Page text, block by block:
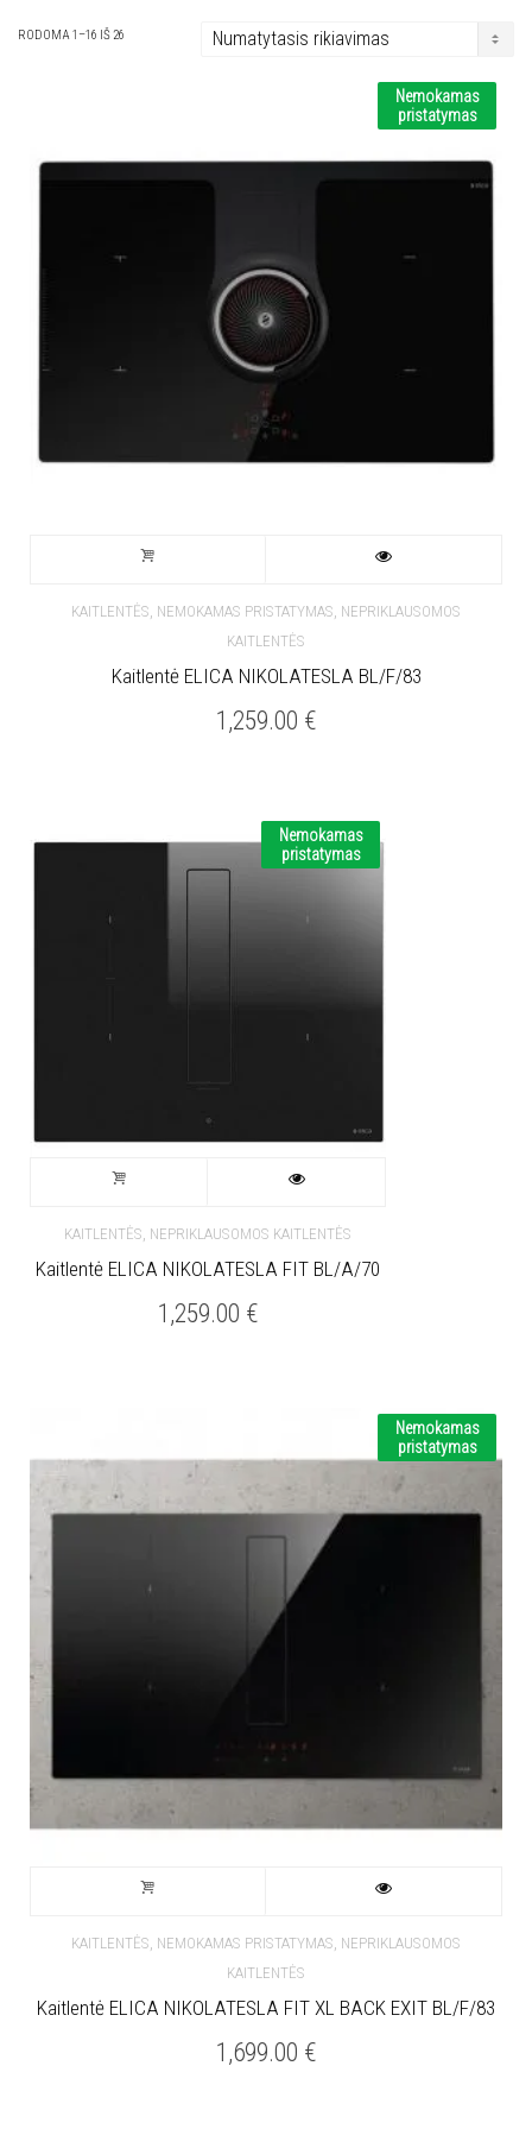
RODOMA 1–16 IŠ 26
Nemokamas
pristatymas
KAITLENTĖS, NEMOKAMAS PRISTATYMAS, NEPRIKLAUSOMOS
KAITLENTĖS
Kaitlentė ELICA NIKOLATESLA BL/F/83
1,259.00 €
Nemokamas
pristatymas
KAITLENTĖS, NEPRIKLAUSOMOS KAITLENTĖS
Kaitlentė ELICA NIKOLATESLA FIT BL/A/70
1,259.00 €
Nemokamas
pristatymas
KAITLENTĖS, NEMOKAMAS PRISTATYMAS, NEPRIKLAUSOMOS
KAITLENTĖS
Kaitlentė ELICA NIKOLATESLA FIT XL BACK EXIT BL/F/83
1,699.00 €